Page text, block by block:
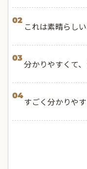
02
これは素晴らし
03
分かりやすくて
04
すごく分かりや